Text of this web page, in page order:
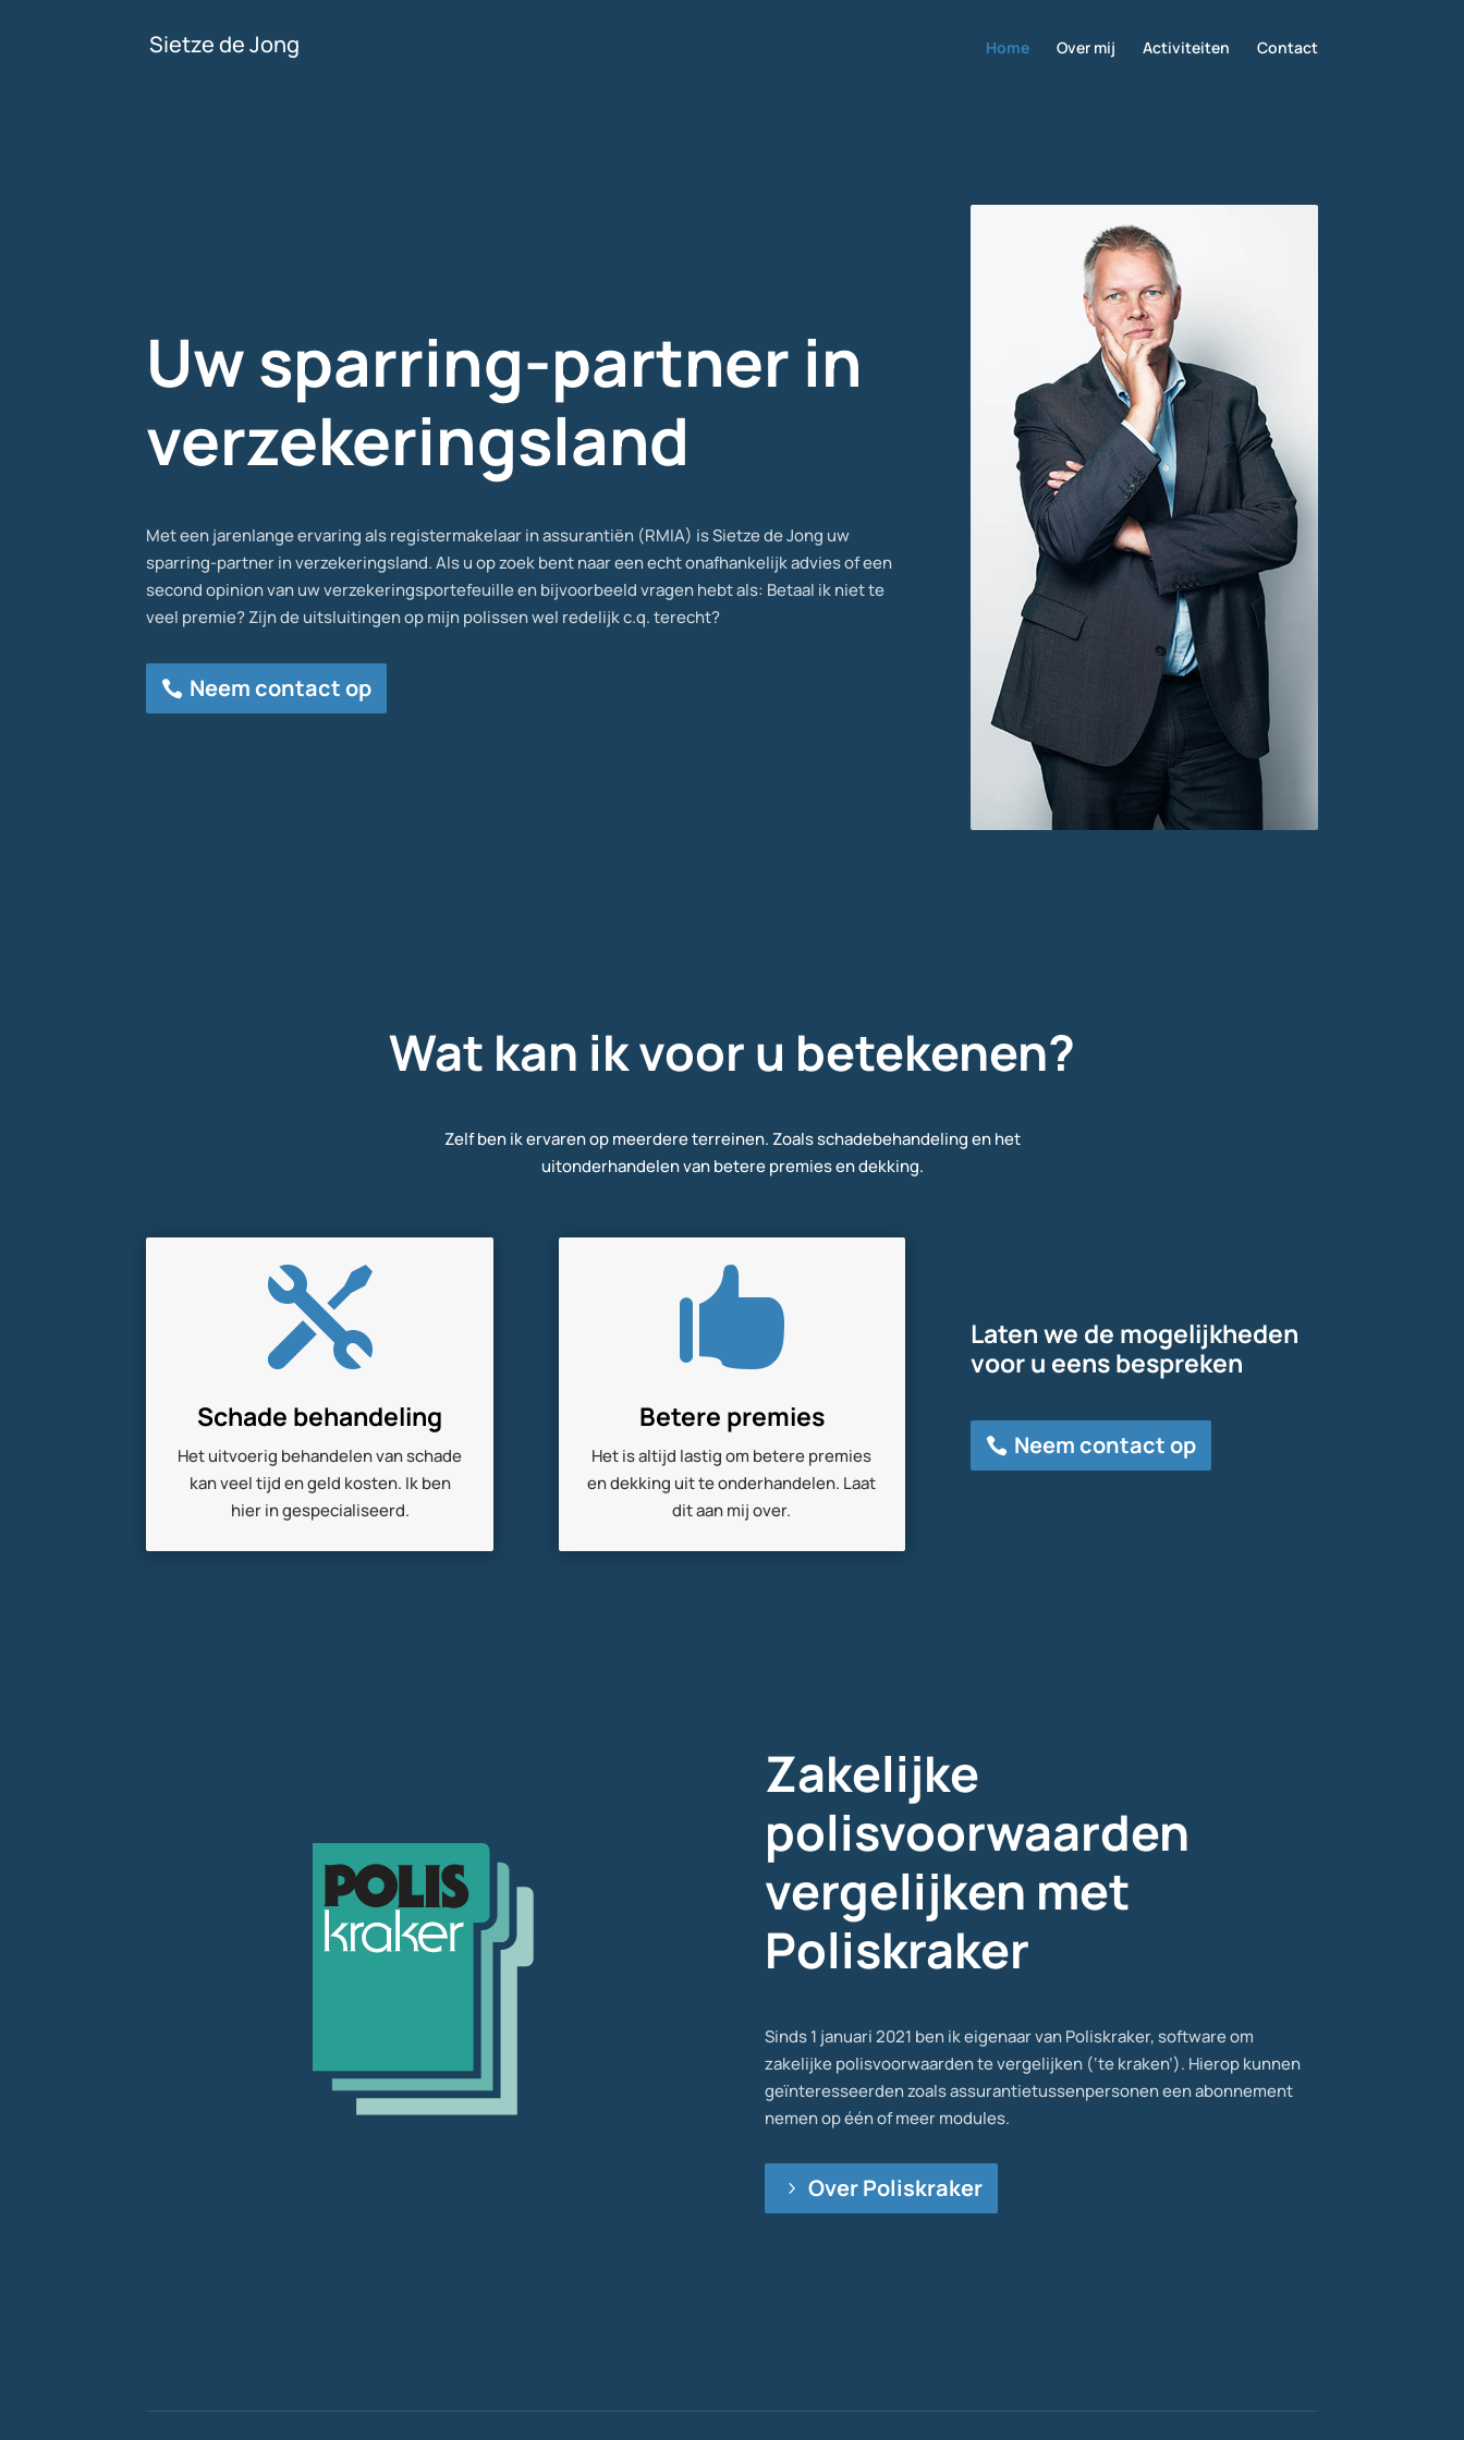
Sietze de Jong Home Over mij Activiteiten Contact
Uw sparring-partner in
verzekeringsland
Met een jarenlange ervaring als registermakelaar in assurantiën (RMIA) is Sietze de Jong uw
sparring-partner in verzekeringsland. Als u op zoek bent naar een echt onafhankelijk advies of een
second opinion van uw verzekeringsportefeuille en bijvoorbeeld vragen hebt als: Betaal ik niet te
veel premie? Zijn de uitsluitingen op mijn polissen wel redelijk c.q. terecht?
Neem contact op
Wat kan ik voor u betekenen?
Zelf ben ik ervaren op meerdere terreinen. Zoals schadebehandeling en het
uitonderhandelen van betere premies en dekking.

Schade behandeling
Het uitvoerig behandelen van schade
kan veel tijd en geld kosten. Ik ben
hier in gespecialiseerd.

Betere premies
Het is altijd lastig om betere premies
en dekking uit te onderhandelen. Laat
dit aan mij over.
Laten we de mogelijkheden
voor u eens bespreken
Neem contact op
Zakelijke
polisvoorwaarden
vergelijken met
Poliskraker
Sinds 1 januari 2021 ben ik eigenaar van Poliskraker, software om
zakelijke polisvoorwaarden te vergelijken (‘te kraken’). Hierop kunnen
geïnteresseerden zoals assurantietussenpersonen een abonnement
nemen op één of meer modules.
Over Poliskraker